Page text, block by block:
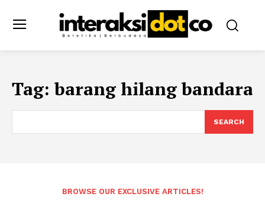
Tag:barang hilang bandara
SEARCH
BROWSE OUR EXCLUSIVE ARTICLES!